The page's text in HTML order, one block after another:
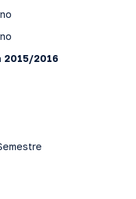
2015/2016